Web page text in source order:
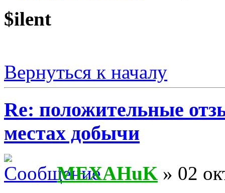
$ilent
Вернуться к началу
Re: положительные
местах добычи
MEXAHuK » 02